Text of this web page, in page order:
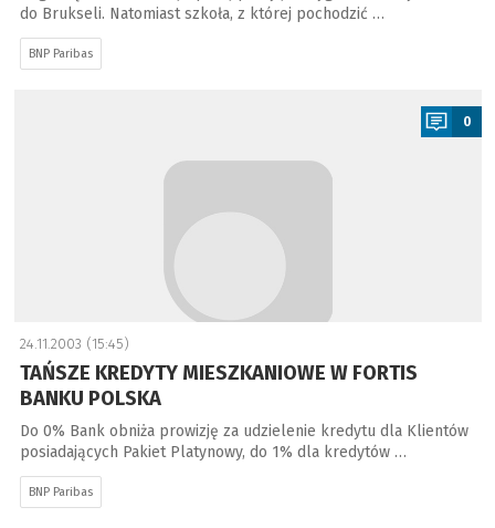
do Brukseli. Natomiast szkoła, z której pochodzić …
BNP Paribas
0
24.11.2003 (15:45)
TAŃSZE KREDYTY MIESZKANIOWE W FORTIS
BANKU POLSKA
Do 0% Bank obniża prowizję za udzielenie kredytu dla Klientów
posiadających Pakiet Platynowy, do 1% dla kredytów …
BNP Paribas